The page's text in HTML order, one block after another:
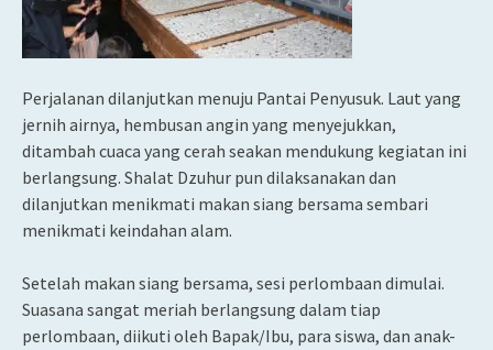
Perjalanan dilanjutkan menuju Pantai Penyusuk. Laut yang
jernih airnya, hembusan angin yang menyejukkan,
ditambah cuaca yang cerah seakan mendukung kegiatan ini
berlangsung. Shalat Dzuhur pun dilaksanakan dan
dilanjutkan menikmati makan siang bersama sembari
menikmati keindahan alam.
Setelah makan siang bersama, sesi perlombaan dimulai.
Suasana sangat meriah berlangsung dalam tiap
perlombaan, diikuti oleh Bapak/Ibu, para siswa, dan anak-